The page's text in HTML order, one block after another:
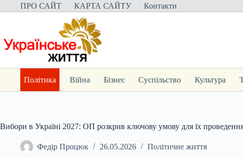
Перейти
до
ПРО САЙТ КАРТА САЙТУ Контакти
Політика Війна Бізнес Суспільство Культура
Вибори в Україні 2027: ОП розкрив ключову умову для їх
Федір Процюк 26.05.2026 Політичне життя